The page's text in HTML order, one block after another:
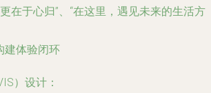
在于心归”、“在这里，遇见未来的生活方
建体验闭环
）设计：